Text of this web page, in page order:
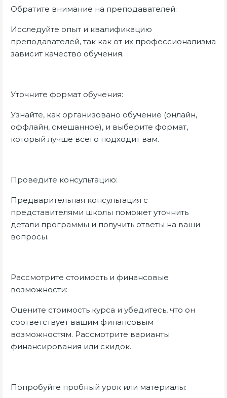
Обратите внимание на преподавателей:
Исследуйте опыт и квалификацию
преподавателей, так как от их профессионализма
зависит качество обучения.
Уточните формат обучения:
Узнайте, как организовано обучение (онлайн,
оффлайн, смешанное), и выберите формат,
который лучше всего подходит вам.
Проведите консультацию:
Предварительная консультация с
представителями школы поможет уточнить
детали программы и получить ответы на ваши
вопросы.
Рассмотрите стоимость и финансовые
возможности:
Оцените стоимость курса и убедитесь, что он
соответствует вашим финансовым
возможностям. Рассмотрите варианты
финансирования или скидок.
Попробуйте пробный урок или материалы: